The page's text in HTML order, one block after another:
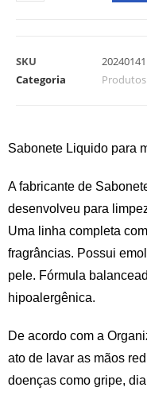
SKU
20240141
Categoria
Sabonete Liquido para
A fabricante de
desenvolveu para
Uma linha completa
fragrâncias. Possui
pele. Fórmula
hipoalergênica.
De acordo com a
ato de lavar as mãos
doenças como gripe,